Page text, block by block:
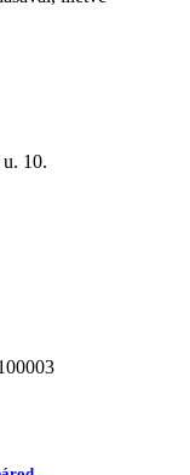
10.